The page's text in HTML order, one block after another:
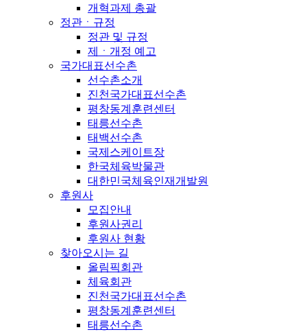
개혁과제 총괄
정관ㆍ규정
정관 및 규정
제ㆍ개정 예고
국가대표선수촌
선수촌소개
진천국가대표선수촌
평창동계훈련센터
태릉선수촌
태백선수촌
국제스케이트장
한국체육박물관
대한민국체육인재개발원
후원사
모집안내
후원사권리
후원사 현황
찾아오시는 길
올림픽회관
체육회관
진천국가대표선수촌
평창동계훈련센터
태릉선수촌